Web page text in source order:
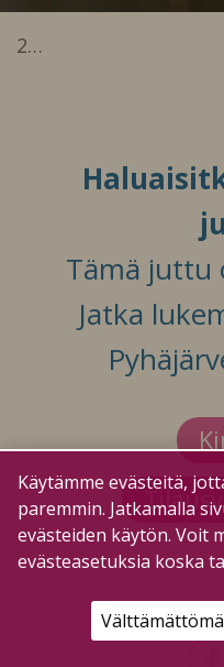
2…
Tämä juttu
Jatka
Käytämme evästeitä,
paremmin. Jatkamalla
evästeiden käytön. Voit
evästeasetuksia koska